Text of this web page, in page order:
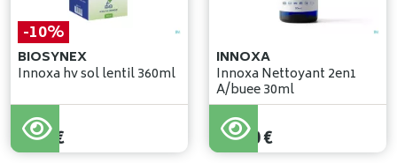
-10%
BIOSYNEX
Innoxa hv sol lentil 360ml
10,29
9,26 €
INNOXA
Innoxa Nettoyant 2en1
A/buee 30ml
11,80€